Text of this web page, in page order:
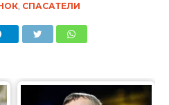
, СПАСАТЕЛИ